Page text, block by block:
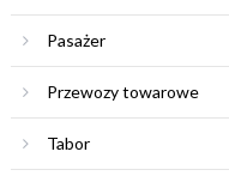
Pasażer
Przewozy towarowe
Tabor